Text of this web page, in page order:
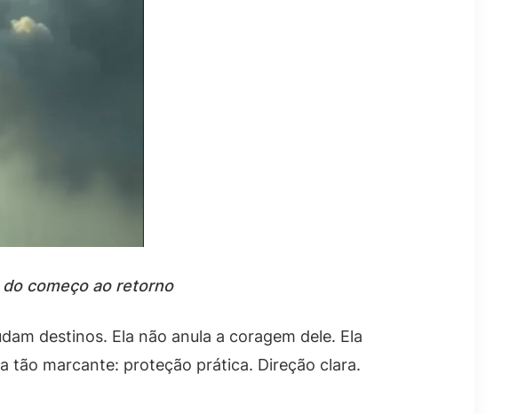
começo ao retorno
destinos. Ela não anula a coragem dele. Ela
tão marcante: proteção prática. Direção clara.